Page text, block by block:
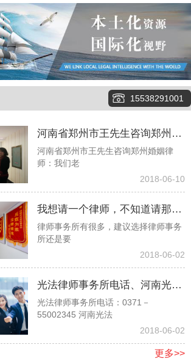
15538291001
河南省郑州市王先生咨询郑州婚
姻律师：我们老伴俩今年都八十
多了，没有任何经济来源，有两
一个孙子，但是当我们问他要钱
时，他说他是孙子没有赡养我们
的义务，请问对吗？
河南省郑州市王先生咨询郑州婚姻律
师：我们老
2018-06-10
我想请一个律师，不知道请那个
律师事务所更好些！
律师事务所有很多，建议选择律师事务
所还是要
2018-06-02
光法律师事务所电话、河南光法
律师事务所电话、郑州光法律师
事务所电话037155002345
光法律师事务所电话：0371－
55002345 河南光法
2018-06-02
更多>>